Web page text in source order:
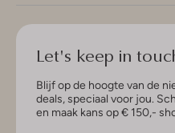
Let's keep in
Blijf op de hoogte van de
deals, speciaal voor jou.
en maak kans op € 150,-